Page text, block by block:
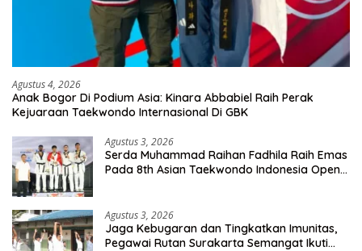
Agustus 4, 2026
Anak Bogor Di Podium Asia: Kinara Abbabiel Raih Perak
Kejuaraan Taekwondo Internasional Di GBK
Agustus 3, 2026
Serda Muhammad Raihan Fadhila Raih Emas
Pada 8th Asian Taekwondo Indonesia Open
Agustus 3, 2026
Jaga Kebugaran dan Tingkatkan Imunitas,
Pegawai Rutan Surakarta Semangat Ikuti